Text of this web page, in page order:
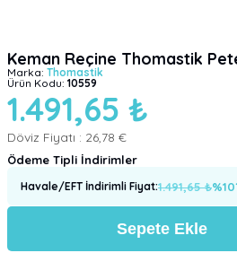
Keman Reçine Thomastik
Marka: Thomastik
Ürün Kodu: 10559
1.491,65 ₺
Döviz Fiyatı : 26,78 €
Ödeme Tipli İndirimler
Havale/EFT İndirimli Fiyat:1.491,65₺%10
Sepete Ekle